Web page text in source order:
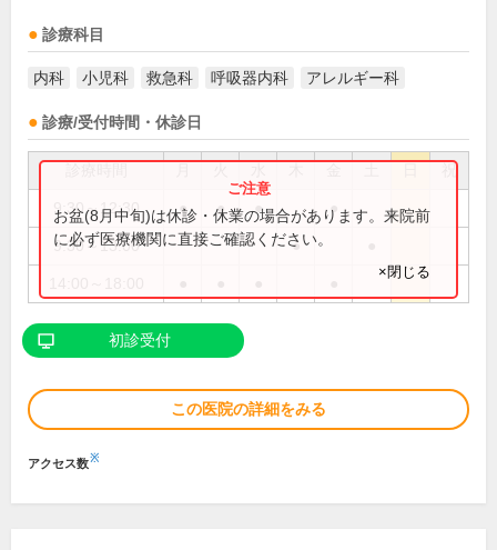
診療科目
内科 小児科 救急科 呼吸器内科 アレルギー科
診療/受付時間・休診日
祝
9:30～12:30 ● ● ● ●
9:30～13:00 ●
お盆(8月中旬)は休診・休業の場合があります。来院前
に必ず医療機関に直接ご確認ください。
×閉じる
初診受付
この医院の詳細をみる
アクセス数※